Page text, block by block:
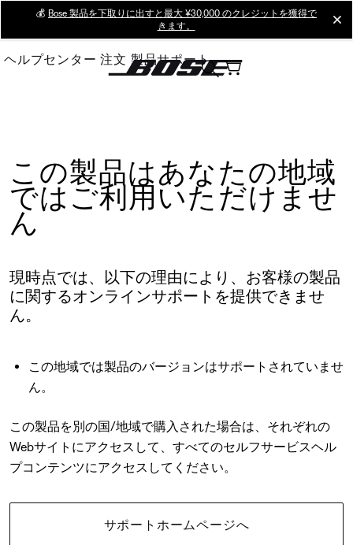
Main
💰 Bose 製品を下取りに出すと最大 ¥30,000 のクレジットを獲得で
きます。
ヘルプセンター 注文 製品サポート
この製品はあなたの地域
ではご利用いただけませ
ん
現時点では、以下の理由により、お客様の製品
に関するオンラインサポートを提供できませ
ん。
この地域では製品のバージョンはサポートされていませ
ん。
この製品を別の国/地域で購入された場合は、それぞれの
Webサイトにアクセスして、すべてのセルフサービスヘル
プコンテンツにアクセスしてください。
サポートホームページへ